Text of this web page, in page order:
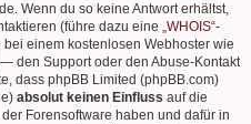
Wenn du so keine Antwort erhältst,
(führe dazu eine „WHOIS“-
einem kostenlosen Webhoster wie
den Support oder den Abuse-Kontakt
dass phpBB Limited (phpBB.com)
absolut keinen Einfluss auf die
Forensoftware haben und dafür in